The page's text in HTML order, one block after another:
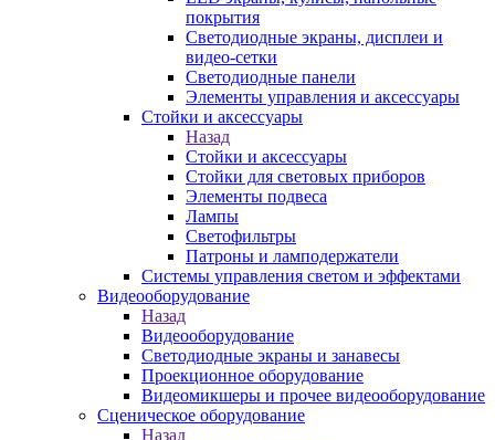
покрытия
Светодиодные экраны, дисплеи и
видео-сетки
Светодиодные панели
Элементы управления и аксессуары
Стойки и аксессуары
Назад
Стойки и аксессуары
Стойки для световых приборов
Элементы подвеса
Лампы
Светофильтры
Патроны и ламподержатели
Системы управления светом и эффектами
Видеооборудование
Назад
Видеооборудование
Светодиодные экраны и занавесы
Проекционное оборудование
Видеомикшеры и прочее видеооборудование
Сценическое оборудование
Назад